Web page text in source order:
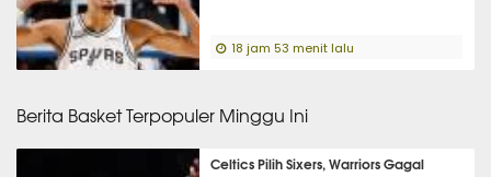
18 jam 53 menit lalu
Berita Basket Terpopuler Minggu Ini
Celtics Pilih Sixers, Warriors Gagal